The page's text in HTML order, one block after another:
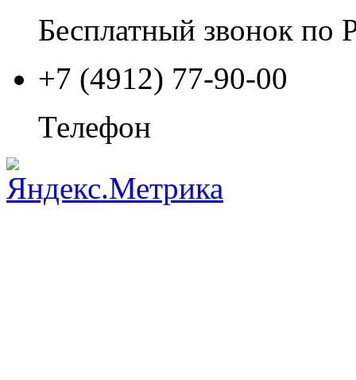
Бесплатный звонок по
+7 (4912) 77-90-00
Телефон